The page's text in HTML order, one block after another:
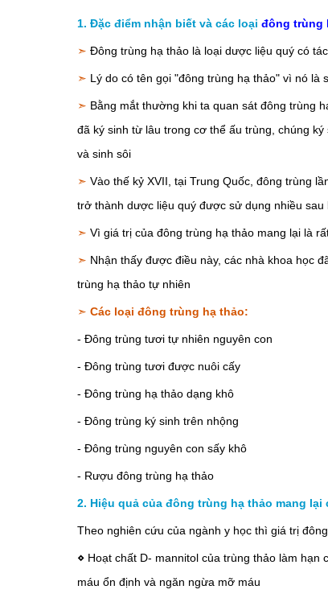
1. Đặc điểm nhận biết và các loại đông trùng
➣ Đông trùng hạ thảo là loại dược liệu quý có
➣ Lý do có tên gọi "đông trùng hạ thảo" vì nó là
➣ Bằng mắt thường khi ta quan sát đông trùng
đã ký sinh từ lâu trong cơ thể ấu trùng, chúng
và sinh sôi
➣ Vào thế kỷ XVII, tại Trung Quốc, đông trùng
trở thành dược liệu quý được sử dụng nhiều
➣ Vì giá trị của đông trùng hạ thảo mang lại là
➣ Nhận thấy được điều này, các nhà khoa học
trùng hạ thảo tự nhiên
➣ Các loại đông trùng hạ thảo:
- Đông trùng tươi tự nhiên nguyên con
- Đông trùng tươi được nuôi cấy
- Đông trùng hạ thảo dạng khô
- Đông trùng ký sinh trên nhộng
- Đông trùng nguyên con sấy khô
- Rượu đông trùng hạ thảo
2. Hiệu quả của đông trùng hạ thảo mang
Theo nghiên cứu của ngành y học thì giá trị
⋄ Hoạt chất D- mannitol của trùng thảo làm
máu ổn định và ngăn ngừa mỡ máu